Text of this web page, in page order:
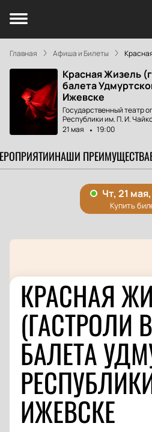
Главная Афиша и Билеты
Красная Жизель
балета
Ижевске
Государственный театр
Республики им. П. И.
21 мая
19:00
НАШИ ПРЕИМУЩЕСТВА
КРАСНАЯ
(ГАСТРОЛИ
БАЛЕТА
ИЖЕВСКЕ